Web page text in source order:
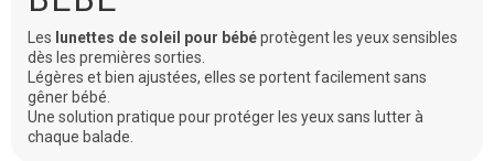
Les lunettes de soleil pour bébéprotègent les yeux sensibles
dès les premières sorties.
Légères et bien ajustées, elles se portent facilement sans
gêner bébé.
Une solution pratique pour protéger les yeux sans lutter à
chaque balade.